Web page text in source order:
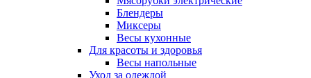
Блендеры
Миксеры
Весы кухонные
Для красоты и здоровья
Весы напольные
Уход за одеждой